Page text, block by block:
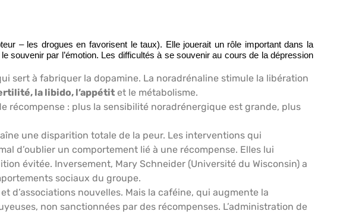
– les drogues en favorisent le taux). Elle jouerait un rôle important dans la
souvenir par l’émotion. Les difficultés à se souvenir au cours de la dépression
sert à fabriquer la dopamine. La noradrénaline stimule la libération
la libido, l’appétit et le métabolisme.
récompense : plus la sensibilité noradrénergique est grande, plus
une disparition totale de la peur. Les interventions qui
d’oublier un comportement lié à une récompense. Elles lui
évitée. Inversement, Mary Schneider (Université du Wisconsin) a
sociaux du groupe.
d’associations nouvelles. Mais la caféine, qui augmente la
non sanctionnées par des récompenses. L’administration de